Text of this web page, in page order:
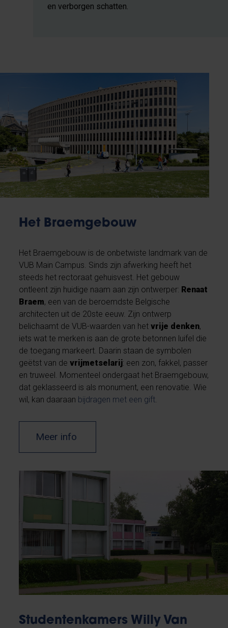
en verborgen schatten.
Het Braemgebouw
Het Braemgebouw is de onbetwiste landmark van de
VUB Main Campus. Sinds zijn afwerking heeft het
steeds het rectoraat gehuisvest. Het gebouw
ontleent zijn huidige naam aan zijn ontwerper: Renaat
Braem, een van de beroemdste Belgische
architecten uit de 20ste eeuw. Zijn ontwerp
belichaamt de VUB-waarden van hetvrije denken,
iets wat te merken is aan de grote betonnen luifel die
de toegang markeert. Daarin staan de symbolen
geëtst van devrijmetselarij: een zon, fakkel, passer
en truweel. Momenteel ondergaat het Braemgebouw,
dat geklasseerd is als monument, een renovatie. Wie
wil, kan daaraan bijdragen met een gift
Meer info
Studentenkamers Willy Van